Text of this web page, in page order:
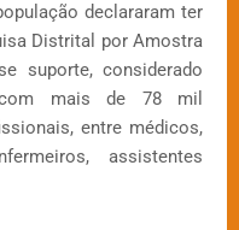
declararam ter
Distrital por Amostra
suporte, considerado
mais de 78 mil
entre médicos,
assistentes